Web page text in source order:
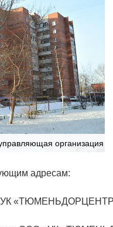
организация
адресам: